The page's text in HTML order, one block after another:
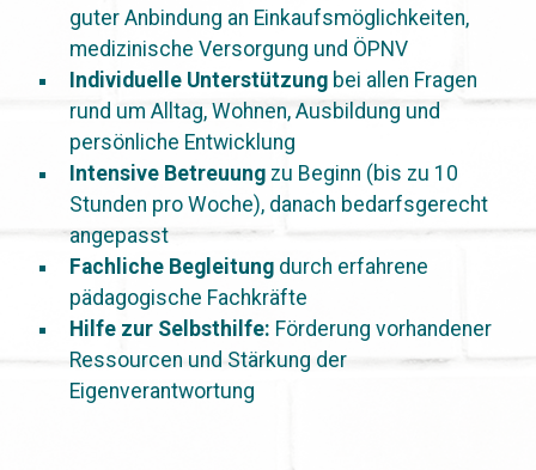
guter Anbindung an Einkaufsmöglichkeiten,
medizinische Versorgung und ÖPNV
Individuelle Unterstützung bei allen Fragen
rund um Alltag, Wohnen, Ausbildung und
persönliche Entwicklung
Intensive Betreuung zu Beginn (bis zu 10
Stunden pro Woche), danach bedarfsgerecht
angepasst
Fachliche Begleitung durch erfahrene
pädagogische Fachkräfte
Hilfe zur Selbsthilfe: Förderung vorhandener
Ressourcen und Stärkung der
Eigenverantwortung